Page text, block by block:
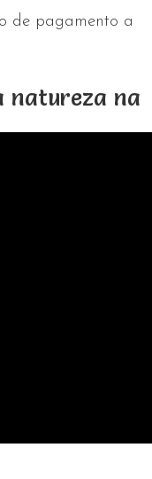
de pagamento a
natureza na